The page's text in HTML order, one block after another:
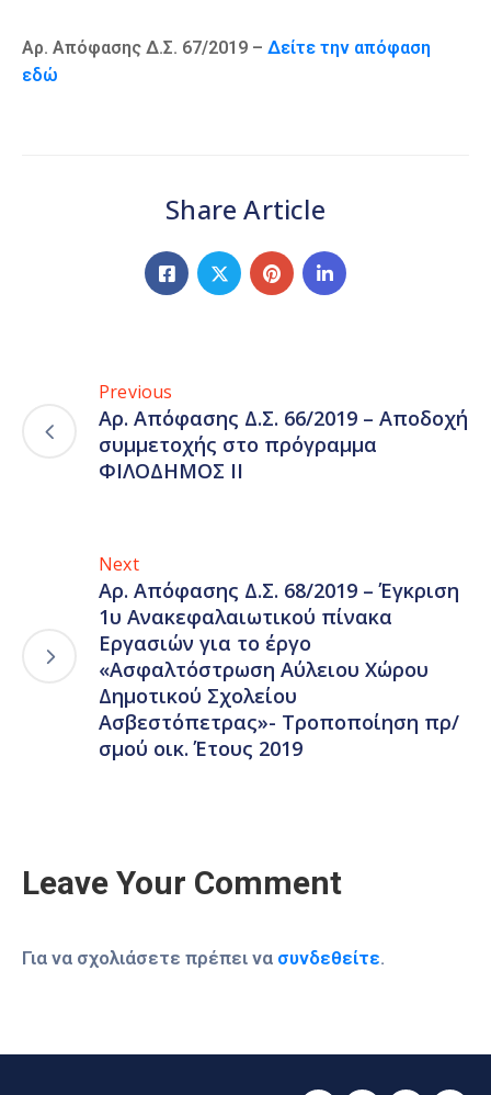
Αρ. Απόφασης Δ.Σ. 67/2019 – Δείτε την απόφαση
εδώ
Share Article
Previous
Αρ. Απόφασης Δ.Σ. 66/2019 – Αποδοχή
συμμετοχής στο πρόγραμμα
ΦΙΛΟΔΗΜΟΣ ΙΙ
Next
Αρ. Απόφασης Δ.Σ. 68/2019 – Έγκριση
1υ Ανακεφαλαιωτικού πίνακα
Εργασιών για το έργο
«Ασφαλτόστρωση Αύλειου Χώρου
Δημοτικού Σχολείου
Ασβεστόπετρας»- Τροποποίηση πρ/
σμού οικ. Έτους 2019
Leave Your Comment
Για να σχολιάσετε πρέπει να συνδεθείτε.